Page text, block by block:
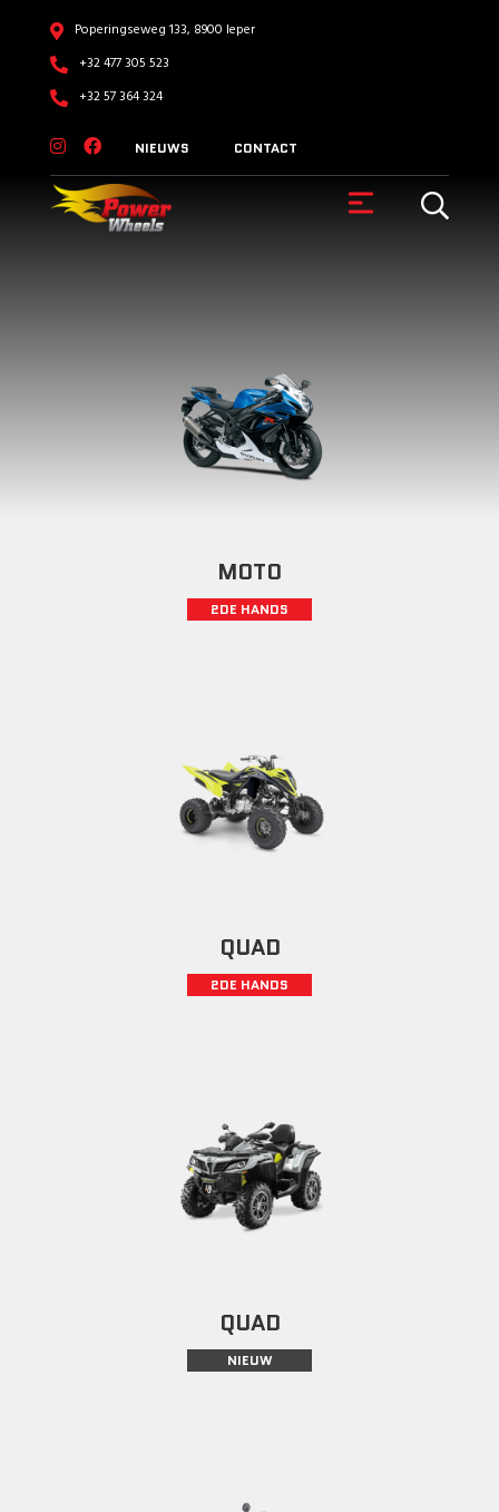
Poperingseweg 133, 8900 Ieper
+32 477 305 523
+32 57 364 324
NIEUWS CONTACT
MOTO
2DE HANDS
QUAD
2DE HANDS
QUAD
NIEUW